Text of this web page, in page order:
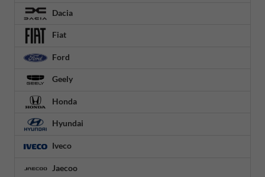
Dacia
Fiat
Ford
Geely
Honda
Hyundai
Iveco
Jaecoo